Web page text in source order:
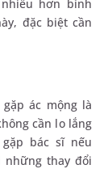
hơn bình
đặc biệt cần
ác mộng là
cần lo lắng
bác sĩ nếu
những thay đổi